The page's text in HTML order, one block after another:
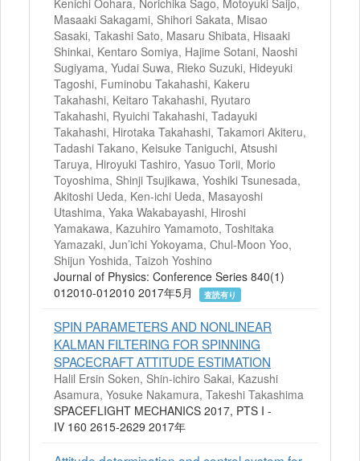
Kenichi Oohara, Norichika Sago, Motoyuki Saijo,
Masaaki Sakagami, Shihori Sakata, Misao
Sasaki, Takashi Sato, Masaru Shibata, Hisaaki
Shinkai, Kentaro Somiya, Hajime Sotani, Naoshi
Sugiyama, Yudai Suwa, Rieko Suzuki, Hideyuki
Tagoshi, Fuminobu Takahashi, Kakeru
Takahashi, Keitaro Takahashi, Ryutaro
Takahashi, Ryuichi Takahashi, Tadayuki
Takahashi, Hirotaka Takahashi, Takamori Akiteru,
Tadashi Takano, Keisuke Taniguchi, Atsushi
Taruya, Hiroyuki Tashiro, Yasuo Torii, Morio
Toyoshima, Shinji Tsujikawa, Yoshiki Tsunesada,
Akitoshi Ueda, Ken-ichi Ueda, Masayoshi
Utashima, Yaka Wakabayashi, Hiroshi
Yamakawa, Kazuhiro Yamamoto, Toshitaka
Yamazaki, Jun’ichi Yokoyama, Chul-Moon Yoo,
Shijun Yoshida, Taizoh Yoshino
Journal of Physics: Conference Series 840(1)
012010-012010 2017年5月
査読有り
SPIN PARAMETERS AND NONLINEAR
KALMAN FILTERING FOR SPINNING
SPACECRAFT ATTITUDE ESTIMATION
Halil Ersin Soken, Shin-ichiro Sakai, Kazushi
Asamura, Yosuke Nakamura, Takeshi Takashima
SPACEFLIGHT MECHANICS 2017, PTS I -
IV 160 2615-2629 2017年